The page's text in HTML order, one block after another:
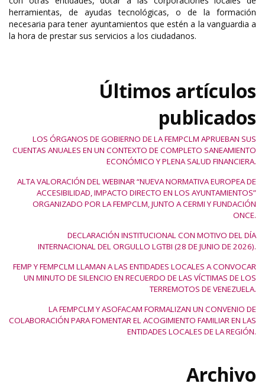
herramientas, de ayudas tecnológicas, o de la formación
necesaria para tener ayuntamientos que estén a la vanguardia a
la hora de prestar sus servicios a los ciudadanos.
Últimos artículos
publicados
LOS ÓRGANOS DE GOBIERNO DE LA FEMPCLM APRUEBAN SUS
CUENTAS ANUALES EN UN CONTEXTO DE COMPLETO SANEAMIENTO
ECONÓMICO Y PLENA SALUD FINANCIERA.
ALTA VALORACIÓN DEL WEBINAR “NUEVA NORMATIVA EUROPEA DE
ACCESIBILIDAD, IMPACTO DIRECTO EN LOS AYUNTAMIENTOS”
ORGANIZADO POR LA FEMPCLM, JUNTO A CERMI Y FUNDACIÓN
ONCE.
DECLARACIÓN INSTITUCIONAL CON MOTIVO DEL DÍA
INTERNACIONAL DEL ORGULLO LGTBI (28 DE JUNIO DE 2026).
FEMP Y FEMPCLM LLAMAN A LAS ENTIDADES LOCALES A CONVOCAR
UN MINUTO DE SILENCIO EN RECUERDO DE LAS VÍCTIMAS DE LOS
TERREMOTOS DE VENEZUELA.
LA FEMPCLM Y ASOFACAM FORMALIZAN UN CONVENIO DE
COLABORACIÓN PARA FOMENTAR EL ACOGIMIENTO FAMILIAR EN LAS
ENTIDADES LOCALES DE LA REGIÓN.
Archivo